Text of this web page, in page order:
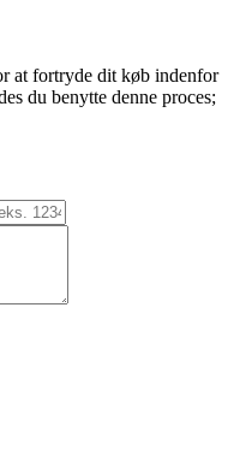
at fortryde dit køb indenfor
du benytte denne proces;